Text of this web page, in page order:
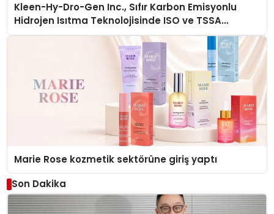
Kleen-Hy-Dro-Gen Inc., Sıfır Karbon Emisyonlu
Hidrojen Isıtma Teknolojisinde ISO ve TSSA
Düzenleyici Onaylarını Aldı
Marie Rose kozmetik sektörüne giriş yaptı
Son Dakika